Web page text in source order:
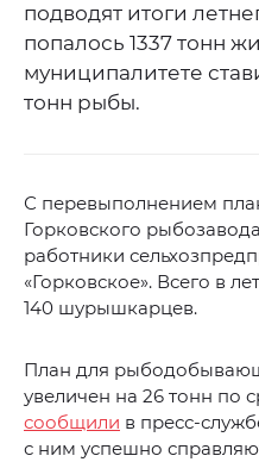
подводят итоги
попалось 1337 тонн
муниципалитете
тонн рыбы.
С перевыполнением
Горковского
работники
«Горковское». Всего в
140 шурышкарцев.
План для
увеличен на 26 тонн по
сообщили в пресс-
с ним успешно